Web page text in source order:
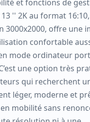
et fonctions de
'' 2K au format
3000x2000, offre une
confortable
mode ordinateur
une option très
qui recherchent
léger, moderne et
mobilité sans